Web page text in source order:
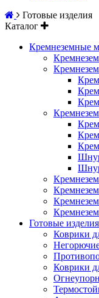
Готовые изделия
Каталог
Кремнеземные
Готовые изделия
Коврики
Коврики